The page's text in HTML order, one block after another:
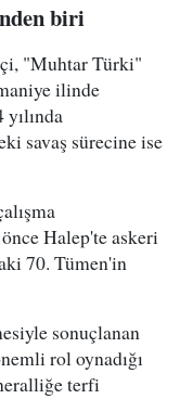
biri
"Muhtar Türki"
ilinde
savaş sürecine ise
Halep'te askeri
70. Tümen'in
sonuçlanan
rol oynadığı
terfi